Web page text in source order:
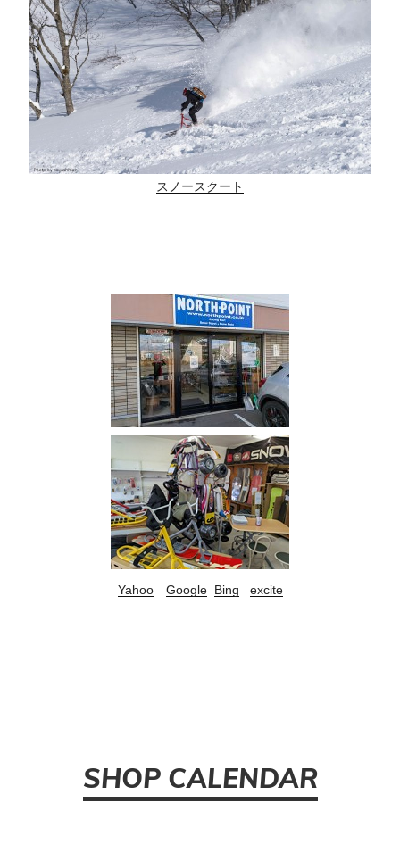
スノースクート
Yahoo Google Bing excite
SHOP CALENDAR